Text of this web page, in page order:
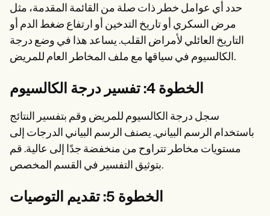
حدد أي عوامل خطر ذات صلة من القائمة المقدمة، مثل
مرض السكري أو تاريخ التدخين أو ارتفاع ضغط الدم أو
التاريخ العائلي لأمراض القلب. يساعد هذا في وضع درجة
الكالسيوم في سياقها مع ملف المخاطر العام للمريض.
الخطوة 4: تفسير درجة الكالسيوم
سجل درجة الكالسيوم للمريض وقم بتفسير النتائج
باستخدام الرسم البياني. يصنف الرسم البياني الدرجات إلى
مستويات مخاطر تتراوح من منخفضة جدًا إلى عالية. قم
بتوثيق التفسير في القسم المخصص.
الخطوة 5: تقديم التوصيات